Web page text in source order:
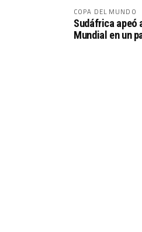
COPA DEL MUNDO
Sudáfrica apeó
Mundial en un